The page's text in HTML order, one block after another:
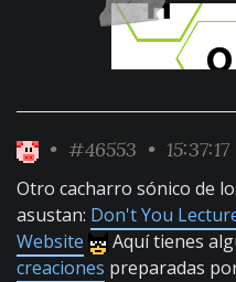
• #46553 •
Otro cacharro sónico de
asustan: Don't You
Website
Aquí tienes
creaciones preparadas